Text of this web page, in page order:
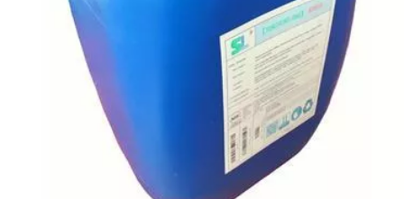
反渗透阻垢剂高铁水质、森盛隆膜阻垢剂